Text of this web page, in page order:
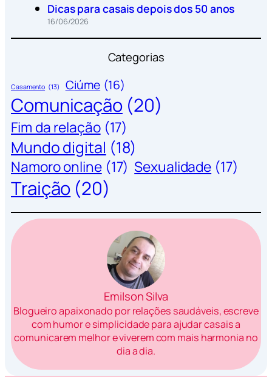
Dicas para casais depois dos 50 anos
16/06/2026
Categorias
Casamento (13) Ciúme (16)
Comunicação (20)
Fim da relação (17)
Mundo digital (18)
Namoro online (17) Sexualidade (17)
Traição (20)
Emilson Silva
Blogueiro apaixonado por relações saudáveis, escreve
com humor e simplicidade para ajudar casais a
comunicarem melhor e viverem com mais harmonia no
dia a dia.